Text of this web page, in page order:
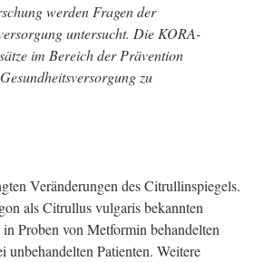
werden Fragen der
untersucht. Die KORA-
im Bereich der Prävention
zu
Veränderungen des Citrullinspiegels.
als Citrullus vulgaris bekannten
Proben von Metformin behandelten
Patienten. Weitere